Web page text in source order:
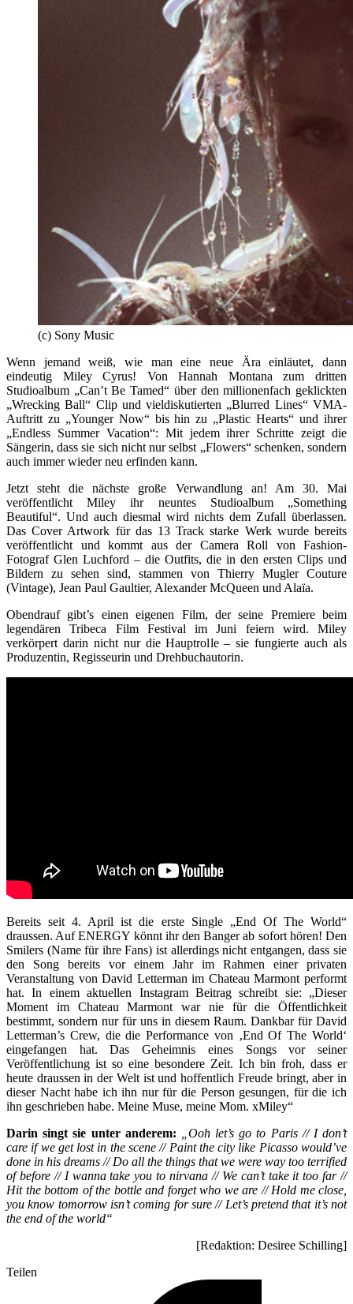
(c) Sony Music
Wenn jemand weiß, wie man eine neue Ära einläutet, dann
eindeutig Miley Cyrus! Von Hannah Montana zum dritten
Studioalbum „Can’t Be Tamed“ über den millionenfach geklickten
„Wrecking Ball“ Clip und vieldiskutierten „Blurred Lines“ VMA-
Auftritt zu „Younger Now“ bis hin zu „Plastic Hearts“ und ihrer
„Endless Summer Vacation“: Mit jedem ihrer Schritte zeigt die
Sängerin, dass sie sich nicht nur selbst „Flowers“ schenken, sondern
auch immer wieder neu erfinden kann.
Jetzt steht die nächste große Verwandlung an! Am 30. Mai
veröffentlicht Miley ihr neuntes Studioalbum „Something
Beautiful“. Und auch diesmal wird nichts dem Zufall überlassen.
Das Cover Artwork für das 13 Track starke Werk wurde bereits
veröffentlicht und kommt aus der Camera Roll von Fashion-
Fotograf Glen Luchford – die Outfits, die in den ersten Clips und
Bildern zu sehen sind, stammen von Thierry Mugler Couture
(Vintage), Jean Paul Gaultier, Alexander McQueen und Alaïa.
Obendrauf gibt’s einen eigenen Film, der seine Premiere beim
legendären Tribeca Film Festival im Juni feiern wird. Miley
verkörpert darin nicht nur die Hauptrolle – sie fungierte auch als
Produzentin, Regisseurin und Drehbuchautorin.
Bereits seit 4. April ist die erste Single „End Of The World“
draussen. Auf ENERGY könnt ihr den Banger ab sofort hören! Den
Smilers (Name für ihre Fans) ist allerdings nicht entgangen, dass sie
den Song bereits vor einem Jahr im Rahmen einer privaten
Veranstaltung von David Letterman im Chateau Marmont performt
hat. In einem aktuellen Instagram Beitrag schreibt sie: „Dieser
Moment im Chateau Marmont war nie für die Öffentlichkeit
bestimmt, sondern nur für uns in diesem Raum. Dankbar für David
Letterman’s Crew, die die Performance von ‚End Of The World‘
eingefangen hat. Das Geheimnis eines Songs vor seiner
Veröffentlichung ist so eine besondere Zeit. Ich bin froh, dass er
heute draussen in der Welt ist und hoffentlich Freude bringt, aber in
dieser Nacht habe ich ihn nur für die Person gesungen, für die ich
ihn geschrieben habe. Meine Muse, meine Mom. xMiley“
Darin singt sie unter anderem:
„Ooh let’s go to Paris // I don’t
care if we get lost in the scene // Paint the city like Picasso would’ve
done in his dreams // Do all the things that we were way too terrified
of before // I wanna take you to nirvana // We can’t take it too far //
Hit the bottom of the bottle and forget who we are // Hold me close,
you know tomorrow isn’t coming for sure // Let’s pretend that it’s not
the end of the world“
[Redaktion: Desiree Schilling]
Teilen